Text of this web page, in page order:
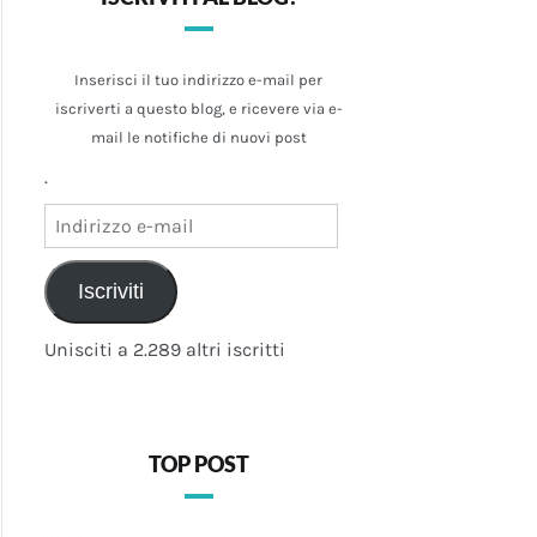
Inserisci il tuo indirizzo e-mail per
iscriverti a questo blog, e ricevere via e-
mail le notifiche di nuovi post
.
mail
Iscriviti
Unisciti a 2.289 altri iscritti
TOP POST